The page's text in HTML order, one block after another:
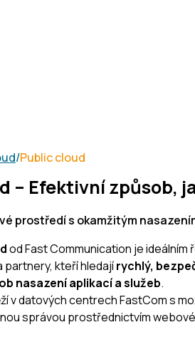
/Public cloud
– Efektivní způsob,
prostředí s okamžitým
od Fast Communication je ideálním
kteří hledajírychlý,
nasazení aplikací a služeb.
v datových centrech FastCom s
správou prostřednictvím